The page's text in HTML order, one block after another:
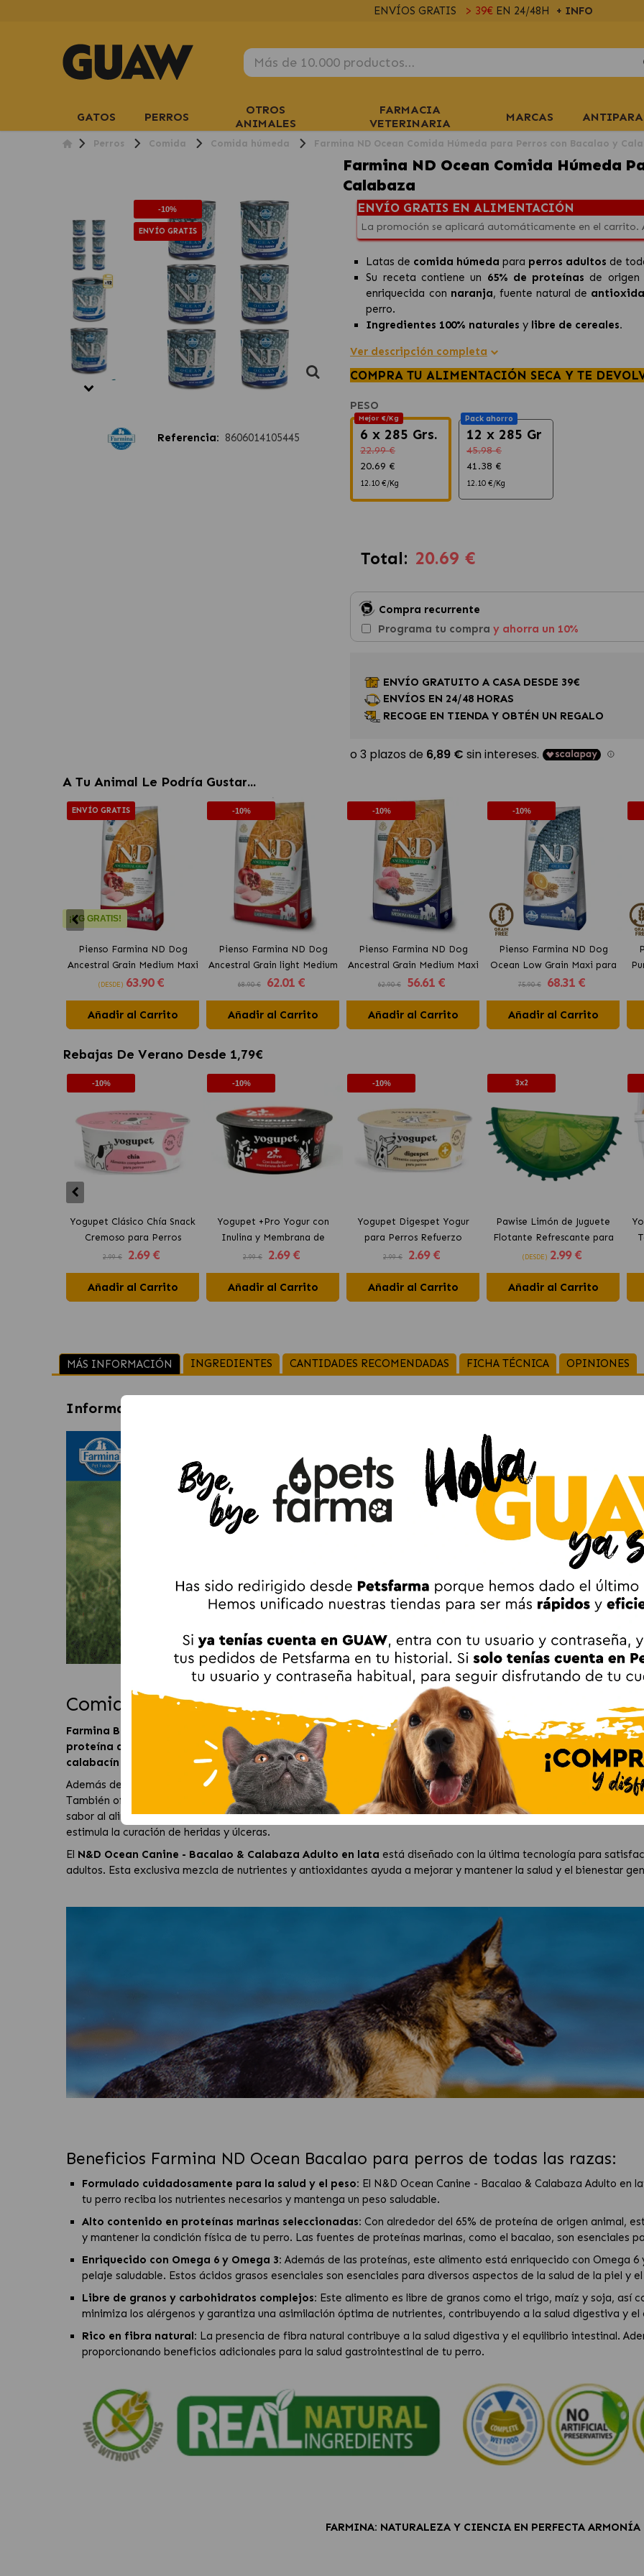
ENVÍOS GRATIS > 39€EN 24/48H + INFO
GATOS PERROS
OTROS
ANIMALES
FARMACIA
VETERINARIA
MARCAS
Perros Comida Comida húmeda Farmina ND Ocean Comida Húmeda para Perros con Bacalao y
Farmina ND Ocean Comida Húmeda
Calabaza
-10%
ENVÍO GRATIS
Referencia: 8606014105445
ENVÍO GRATIS EN ALIMENTACIÓN
La promoción se aplicará automáticamente en el carrito.
Latas de comida húmeda para perros adultos de
Su receta contiene un 65% de proteínas de origen
enriquecida con naranja, fuente natural de
perro.
Ingredientes 100% naturales y libre de cereales.
Ver descripción completa
COMPRA TU ALIMENTACIÓN SECA Y TE
PESO
Mejor €/Kg
6 x 285 Grs.
22.99 €
20.69 €
12.10 €/Kg
Pack ahorro
12 x 285 Gr
45.98 €
41.38 €
12.10 €/Kg
Total: 20.69 €
Compra recurrente
Programa tu compra y ahorra un 10%
ENVÍO GRATUITO A CASA DESDE 39€
ENVÍOS EN 24/48 HORAS
RECOGE EN TIENDA Y OBTÉN UN REGALO
A Tu Animal Le Podría Gustar...
ENVÍO GRATIS
¡KG GRATIS!
Pienso Farmina ND Dog
Ancestral Grain Medium Maxi
para perros con pollo
(DESDE) 63.90 €
Añadir al Carrito
-10%
Pienso Farmina ND Dog
Ancestral Grain light Medium
Maxi para perros con pollo
68.90 € 62.01 €
Añadir al Carrito
-10%
Pienso Farmina ND Dog
Ancestral Grain Medium Maxi
para perros con cordero
62.90 € 56.61 €
Añadir al Carrito
-10%
Pienso Farmina ND Dog
Ocean Low Grain Maxi para
perros con Bacalao
75.90 € 68.31 €
Añadir al Carrito
Rebajas De Verano Desde 1,79€
-10%
Yogupet Clásico Chía Snack
Cremoso para Perros
2.99 € 2.69 €
Añadir al Carrito
-10%
Yogupet +Pro Yogur con
Inulina y Membrana de
Huevo para Perros y Gatos
2.99 € 2.69 €
Añadir al Carrito
-10%
Yogupet Digespet Yogur
para Perros Refuerzo
Digestivo
2.99 € 2.69 €
Añadir al Carrito
3x2
Pawise Limón de Juguete
Flotante Refrescante para
Perros 12 cm
(DESDE) 2.99 €
Añadir al Carrito
MÁS INFORMACIÓN INGREDIENTES CANTIDADES RECOMENDADAS FICHA TÉCNICA OPINIONES
Información sobre
Comida húmeda para perro Farmina ND Ocean Bacalao.
Farmina Bacalao & Calabaza Adulto en lata es una comida húmeda saludable para perros adultos. Estálibre de
proteína de origen animal, lo que agrega másaminoácidos para mejorar y mantener la condición física del
calabacín
son ricos en vitaminas A, C, E y K, que contribuyen enormemente al buen
Además de eso, el agregado de frutas y verdurasayudan a mantener sanas lascélulas del cabello , estimulan la
También ofrece una variedad de nutrientes esenciales para los esfuerzos físicos más exigentes de los canes
sabor al alimento, la fibra felina facilita la digestión de los alimentos, la zinc es importante para la constitución de
estimula la curación de heridas y úlceras.
El N&D Ocean Canine - Bacalao & Calabaza Adulto en lata está diseñado con la última tecnología para
adultos. Esta exclusiva mezcla de nutrientes y antioxidantes ayuda a mejorar y mantener la salud y el bienestar
Beneficios Farmina ND Ocean Bacalao para perros de todas las razas:
Formulado cuidadosamente para la salud y el peso: El N&D Ocean Canine - Bacalao & Calabaza Adulto en
tu perro reciba los nutrientes necesarios y mantenga un peso saludable.
Alto contenido en proteínas marinas seleccionadas: Con alrededor del 65% de proteína de origen animal,
y mantener la condición física de tu perro. Las fuentes de proteínas marinas, como el bacalao, son esenciales
Enriquecido con Omega 6 y Omega 3: Además de las proteínas, este alimento está enriquecido con Omega
pelaje saludable. Estos ácidos grasos esenciales son esenciales para diversos aspectos de la salud de la piel y
Libre de granos y carbohidratos complejos: Este alimento es libre de granos como el trigo, maíz y soja, así
minimiza los alérgenos y garantiza una asimilación óptima de nutrientes, contribuyendo a la salud digestiva y
Rico en fibra natural: La presencia de fibra natural contribuye a la salud digestiva y el equilibrio intestinal.
proporcionando beneficios adicionales para la salud gastrointestinal de tu perro.
FARMINA: NATURALEZA Y CIENCIA EN PERFECTA ARMONÍA